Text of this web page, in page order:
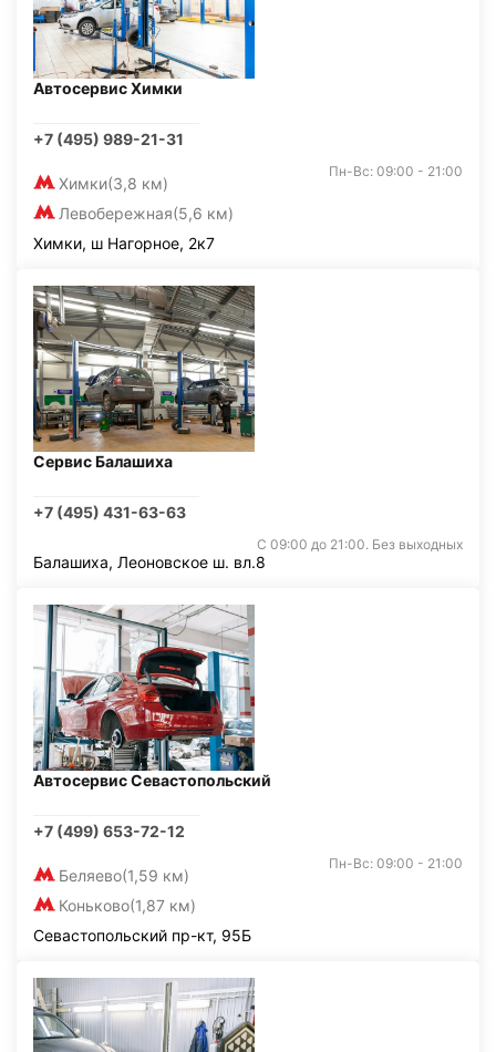
Автосервис Химки
+7 (495) 989-21-31
Химки(3,8 км)
Левобережная(5,6 км)
Пн-Вс: 09:00 - 21:00
Химки, ш Нагорное, 2к7
Сервис Балашиха
+7 (495) 431-63-63
С 09:00 до 21:00. Без выходных
Балашиха, Леоновское ш. вл.8
Автосервис Севастопольский
+7 (499) 653-72-12
Беляево(1,59 км)
Коньково(1,87 км)
Пн-Вс: 09:00 - 21:00
Севастопольский пр-кт, 95Б